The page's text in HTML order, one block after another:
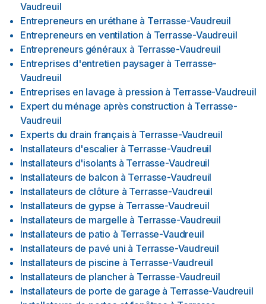
Vaudreuil
Entrepreneurs en uréthane à Terrasse-Vaudreuil
Entrepreneurs en ventilation à Terrasse-Vaudreuil
Entrepreneurs généraux à Terrasse-Vaudreuil
Entreprises d'entretien paysager à Terrasse-
Vaudreuil
Entreprises en lavage à pression à Terrasse-Vaudreuil
Expert du ménage après construction à Terrasse-
Vaudreuil
Experts du drain français à Terrasse-Vaudreuil
Installateurs d'escalier à Terrasse-Vaudreuil
Installateurs d'isolants à Terrasse-Vaudreuil
Installateurs de balcon à Terrasse-Vaudreuil
Installateurs de clôture à Terrasse-Vaudreuil
Installateurs de gypse à Terrasse-Vaudreuil
Installateurs de margelle à Terrasse-Vaudreuil
Installateurs de patio à Terrasse-Vaudreuil
Installateurs de pavé uni à Terrasse-Vaudreuil
Installateurs de piscine à Terrasse-Vaudreuil
Installateurs de plancher à Terrasse-Vaudreuil
Installateurs de porte de garage à Terrasse-Vaudreuil